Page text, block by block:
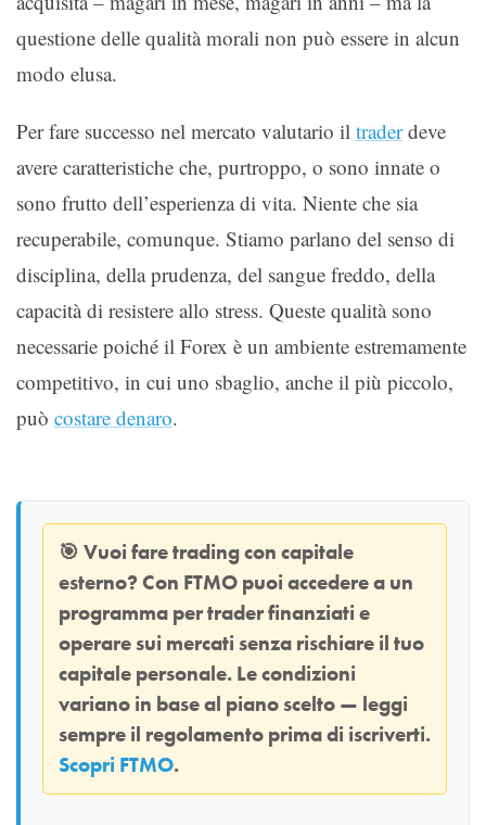
questione delle qualità morali non può essere in alcun
modo elusa.
Per fare successo nel mercato valutario il traderdeve
avere caratteristiche che, purtroppo, o sono innate o
sono frutto dell’esperienza di vita. Niente che sia
recuperabile, comunque. Stiamo parlano del senso di
disciplina, della prudenza, del sangue freddo, della
capacità di resistere allo stress. Queste qualità sono
necessarie poiché il Forex è un ambiente estremamente
competitivo, in cui uno sbaglio, anche il più piccolo,
può costare denaro.
🎯 Vuoi fare trading con capitale
esterno? Con FTMO puoi accedere a un
programma per trader finanziati e
operare sui mercati senza rischiare il tuo
capitale personale. Le condizioni
variano in base al piano scelto — leggi
sempre il regolamento prima di iscriverti.
Scopri FTMO.